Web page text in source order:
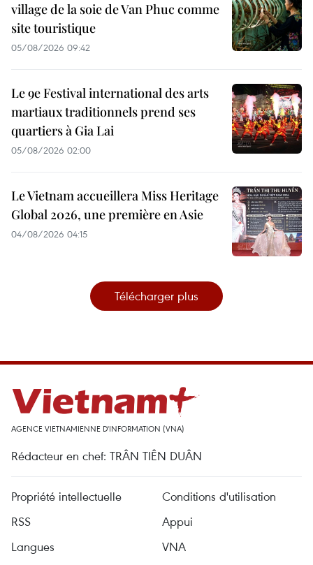
village de la soie de Van Phuc comme
site touristique
05/08/2026 09:42
Le 9e Festival international des arts
martiaux traditionnels prend ses
quartiers à Gia Lai
05/08/2026 02:00
Le Vietnam accueillera Miss Heritage
Global 2026, une première en Asie
04/08/2026 04:15
Télécharger plus
AGENCE VIETNAMIENNE D'INFORMATION (VNA)
Rédacteur en chef: TRÂN TIÊN DUÂN
Propriété intellectuelle
Conditions d'utilisation
RSS
Appui
Langues
VNA